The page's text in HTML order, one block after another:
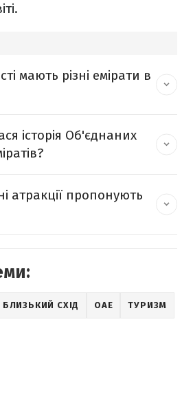
мають різні емірати в
історія Об'єднаних
атракції пропонують
БЛИЗЬКИЙ СХІД ОАЕ ТУРИЗМ